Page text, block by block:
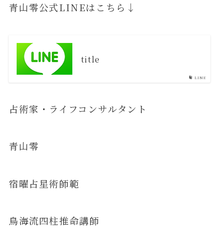
青山零公式LINEはこちら↓
LINE
title
占術家・ライフコンサルタント
青山零
宿曜占星術師範
鳥海流四柱推命講師